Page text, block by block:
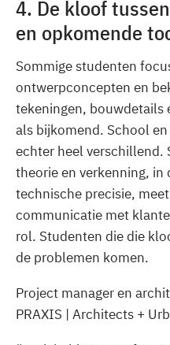
4. De kloof
en opkomende
Sommige studenten
ontwerpconcepten en
tekeningen, bouwdetails
als bijkomend. School
echter heel verschillend.
theorie en verkenning, in
technische precisie,
communicatie met
rol. Studenten die die
de problemen komen.
Project manager en
PRAXIS | Architects +